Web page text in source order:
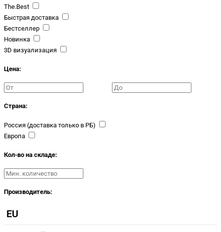
The.Best
Быстрая доставка
Бестселлер
Новинка
3D визуализация
Цена:
Страна:
Россия (доставка только в РБ)
Европа
Кол-во на складе:
Производитель:
EU